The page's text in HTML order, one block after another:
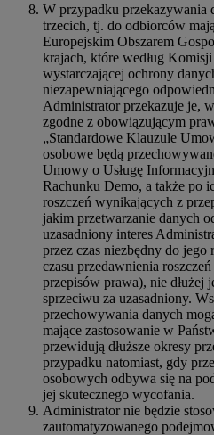
W przypadku przekazywania
trzecich, tj. do odbiorców
Europejskim Obszarem
krajach, które według
wystarczającej ochrony
niezapewniającego
Administrator przekazuje je,
zgodne z obowiązującym
„Standardowe Klauzule
osobowe będą
Umowy o Usługę
Rachunku Demo, a także po
roszczeń wynikających z
jakim przetwarzanie danych
uzasadniony interes
przez czas niezbędny do
czasu przedawnienia
przepisów prawa), nie dłużej
sprzeciwu za uzasadniony.
przechowywania danych
mające zastosowanie w
przewidują dłuższe okresy
przypadku natomiast, gdy
osobowych odbywa się na
jej skutecznego wycofania.
Administrator nie będzie
zautomatyzowanego